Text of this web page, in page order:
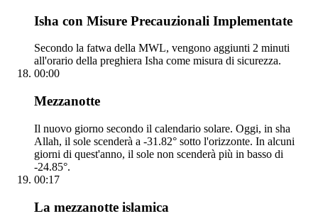
Isha con Misure Precauzionali Implementate
Secondo la fatwa della MWL, vengono aggiunti 2 minuti
all'orario della preghiera Isha come misura di sicurezza.
00:00
Mezzanotte
Il nuovo giorno secondo il calendario solare. Oggi, in sha
Allah, il sole scenderà a -31.82° sotto l'orizzonte. In alcuni
giorni di quest'anno, il sole non scenderà più in basso di
-24.85°.
00:17
La mezzanotte islamica